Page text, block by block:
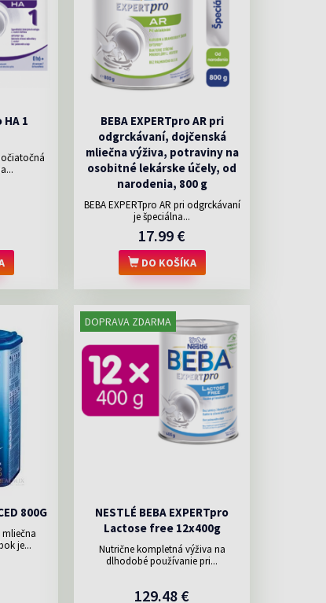
HA 1
BEBA EXPERTpro AR pri
odgrckávaní, dojčenská
mliečna výživa, potraviny na
osobitné lekárske účely, od
narodenia, 800 g
BEBA EXPERTpro AR pri odgrckávaní
je špeciálna...
17.99 €
DO KOŠÍKA
800G
je...
DOPRAVA ZDARMA
NESTLÉ BEBA EXPERTpro
Lactose free 12x400g
Nutrične kompletná výživa na
dlhodobé používanie pri...
129.48 €